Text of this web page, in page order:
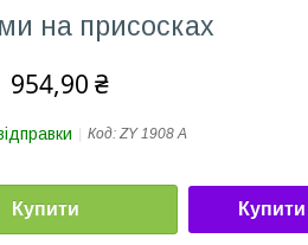
на присосках
954,90 ₴
Код: ZY 1908 А
Купити Купити